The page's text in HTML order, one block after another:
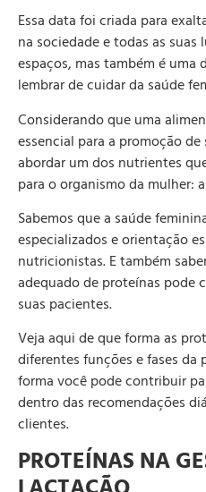
Essa data foi criada para
na sociedade e todas as
espaços, mas também é uma
lembrar de cuidar da saúde
Considerando que uma
essencial para a promoção
abordar um dos nutrientes
para o organismo da mulher:
Sabemos que a saúde
especializados e orientação
nutricionistas. E também
adequado de proteínas pode
suas pacientes.
Veja aqui de que forma as
diferentes funções e fases
forma você pode contribuir
dentro das recomendações
clientes.
PROTEÍNAS NA